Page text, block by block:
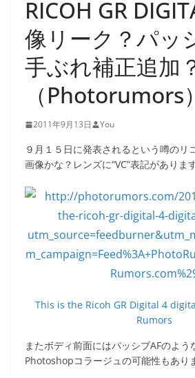
RICOH GR
像リーク？パッ
手ぶれ補正追加
（Photorumors）
2011年9月13日 You
９月１５日に発表されるという噂のリ
画像かな？レンズに“VC”表記があります
This is the Ricoh GR Digital 4
Rumors
またボディ前面にはパッシブAFのよう
Photoshopコラージュの可能性もあり